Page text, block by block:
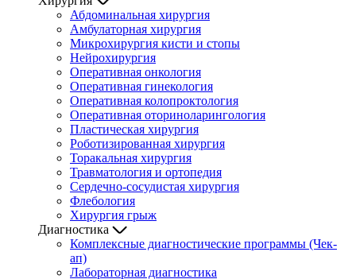
Абдоминальная хирургия
Амбулаторная хирургия
Микрохирургия кисти и стопы
Нейрохирургия
Оперативная онкология
Оперативная гинекология
Оперативная колопроктология
Оперативная оториноларингология
Пластическая хирургия
Роботизированная хирургия
Торакальная хирургия
Травматология и ортопедия
Сердечно-сосудистая хирургия
Флебология
Хирургия грыж
Диагностика
Комплексные диагностические программы (Чек-
ап)
Лабораторная диагностика